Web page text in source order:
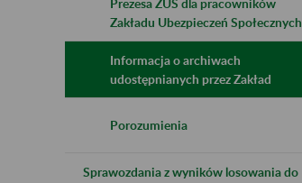
Prezesa ZUS dla pracowników
Zakładu Ubezpieczeń Społecznych
Informacja o archiwach
udostępnianych przez Zakład
Porozumienia
Sprawozdania z wyników losowania do